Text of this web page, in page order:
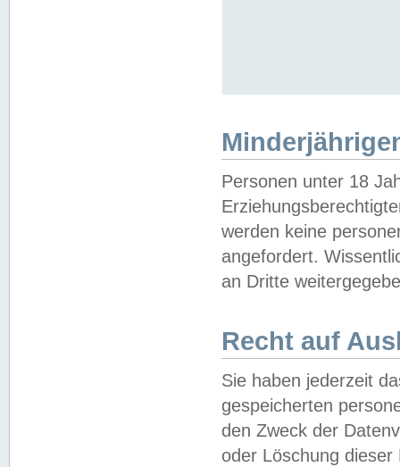
Personen unter 18
werden keine
angefordert.
an Dritte
Recht auf
Sie haben jederzeit
gespeicherten
den Zweck der
oder Löschung